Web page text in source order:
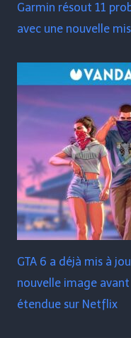
Garmin résout 11
avec une nouvelle
GTA 6 a déjà mis à
nouvelle image
étendue sur Netflix